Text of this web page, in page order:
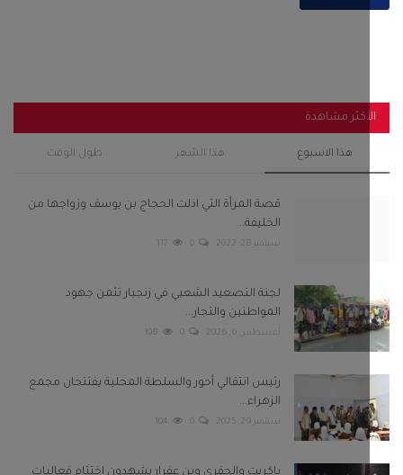
مشاهدة
هذا الاسبوع هذا الشهر طول الوقت
قصة المرأة التي اذلت الحجاج بن يوسف وزواجها من
الخليفة...
0
117
لجنة التصعيد الشعبي في زنجبار تثمن جهود
المواطنين والتجار...
أغسطس 6, 2026 0
108
رئيس انتقالي أحور والسلطة المحلية يفتتحان مجمع
الزهراء...
سبتمبر 29, 2025 0
104
باكريت والجفري وبن عفرار يشهدون اختتام فعاليات